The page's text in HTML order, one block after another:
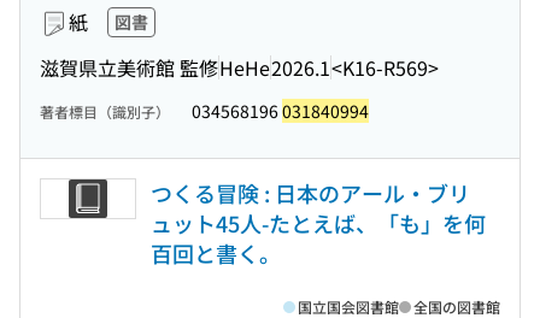
紙 図書
滋賀県立美術館 監修HeHe2026.1<K16-R569>
著者標目（識別子） 034568196031840994
つくる冒険 : 日本のアール・ブリ
ュット45人-たとえば、「も」を何
百回と書く。
国立国会図書館 全国の図書館